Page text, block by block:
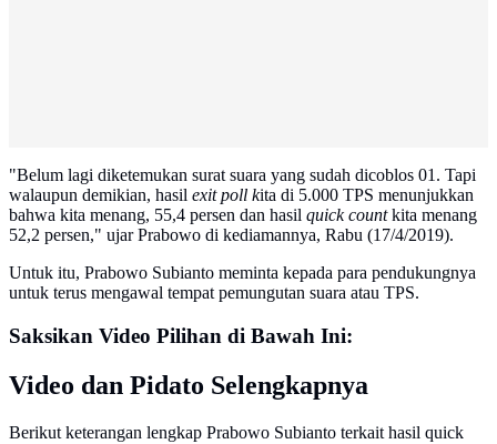
"Belum lagi diketemukan surat suara yang sudah dicoblos 01. Tapi
walaupun demikian, hasil exit poll kita di 5.000 TPS menunjukkan
bahwa kita menang, 55,4 persen dan hasil quick countkita menang
52,2 persen," ujar Prabowo di kediamannya, Rabu (17/4/2019).
Untuk itu, Prabowo Subianto meminta kepada para pendukungnya
untuk terus mengawal tempat pemungutan suara atau TPS.
Saksikan Video Pilihan di Bawah Ini:
Video dan Pidato Selengkapnya
Berikut keterangan lengkap Prabowo Subianto terkait hasil quick